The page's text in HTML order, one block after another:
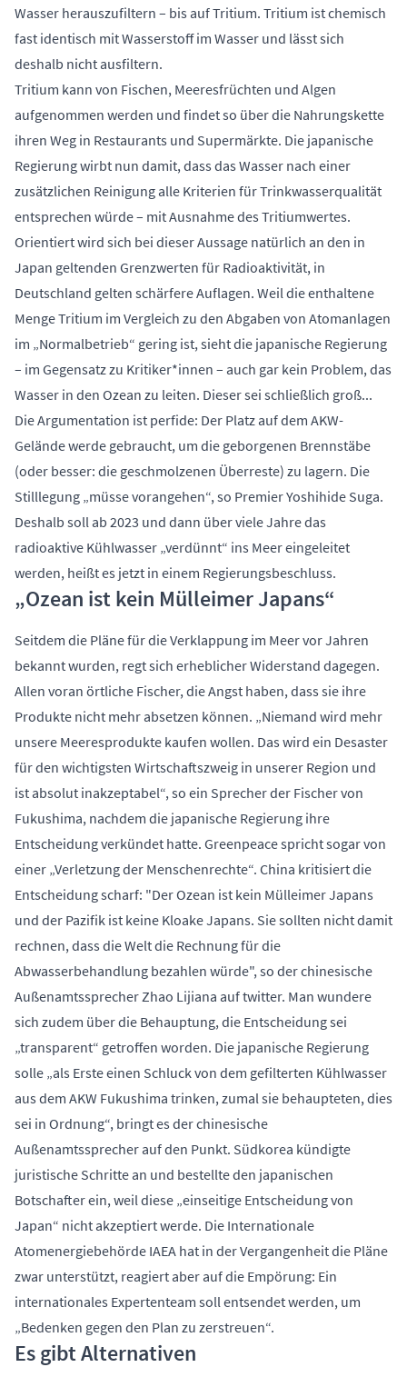
Wasser herauszufiltern – bis auf Tritium. Tritium ist chemisch
fast identisch mit Wasserstoff im Wasser und lässt sich
deshalb nicht ausfiltern.
Tritium kann von Fischen, Meeresfrüchten und Algen
aufgenommen werden und findet so über die Nahrungskette
ihren Weg in Restaurants und Supermärkte. Die japanische
Regierung wirbt nun damit, dass das Wasser nach einer
zusätzlichen Reinigung alle Kriterien für Trinkwasserqualität
entsprechen würde – mit Ausnahme des Tritiumwertes.
Orientiert wird sich bei dieser Aussage natürlich an den in
Japan geltenden Grenzwerten für Radioaktivität, in
Deutschland gelten schärfere Auflagen. Weil die enthaltene
Menge Tritium im Vergleich zu den Abgaben von Atomanlagen
im „Normalbetrieb“ gering ist, sieht die japanische Regierung
– im Gegensatz zu Kritiker*innen – auch gar kein Problem, das
Wasser in den Ozean zu leiten. Dieser sei schließlich groß...
Die Argumentation ist perfide: Der Platz auf dem AKW-
Gelände werde gebraucht, um die geborgenen Brennstäbe
(oder besser: die geschmolzenen Überreste) zu lagern. Die
Stilllegung „müsse vorangehen“, so Premier Yoshihide Suga.
Deshalb soll ab 2023 und dann über viele Jahre das
radioaktive Kühlwasser „verdünnt“ ins Meer eingeleitet
werden, heißt es jetzt in einem Regierungsbeschluss.
„Ozean ist kein Mülleimer Japans“
Seitdem die Pläne für die Verklappung im Meer vor Jahren
bekannt wurden, regt sich erheblicher Widerstand dagegen.
Allen voran örtliche Fischer, die Angst haben, dass sie ihre
Produkte nicht mehr absetzen können. „Niemand wird mehr
unsere Meeresprodukte kaufen wollen. Das wird ein Desaster
für den wichtigsten Wirtschaftszweig in unserer Region und
ist absolut inakzeptabel“, so ein Sprecher der Fischer von
Fukushima, nachdem die japanische Regierung ihre
Entscheidung verkündet hatte. Greenpeace spricht sogar von
einer „Verletzung der Menschenrechte“. China kritisiert die
Entscheidung scharf: "Der Ozean ist kein Mülleimer Japans
und der Pazifik ist keine Kloake Japans. Sie sollten nicht damit
rechnen, dass die Welt die Rechnung für die
Abwasserbehandlung bezahlen würde",so der chinesische
Außenamtssprecher Zhao Lijiana auf twitter. Man wundere
sich zudem über die Behauptung, die Entscheidung sei
„transparent“ getroffen worden. Die japanische Regierung
solle „als Erste einen Schluck von dem gefilterten Kühlwasser
aus dem AKW Fukushima trinken, zumal sie behaupteten, dies
sei in Ordnung“, bringt es der chinesische
Außenamtssprecher auf den Punkt. Südkorea kündigte
juristische Schritte an und bestellte den japanischen
Botschafter ein, weil diese „einseitige Entscheidung von
Japan“ nicht akzeptiert werde. Die Internationale
Atomenergiebehörde IAEA hat in der Vergangenheit die Pläne
zwar unterstützt, reagiert aber auf die Empörung: Ein
internationales Expertenteam soll entsendet werden, um
„Bedenken gegen den Plan zu zerstreuen“.
Es gibt Alternativen